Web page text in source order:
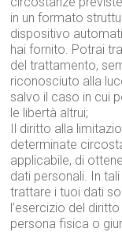
in un formato
dispositivo
hai fornito. Potrai
del trattamento,
riconosciuto alla
salvo il caso in cui
le libertà altrui;
Il diritto alla
determinate
applicabile, di
dati personali. In
trattare i tuoi dati
l’esercizio del
persona fisica o